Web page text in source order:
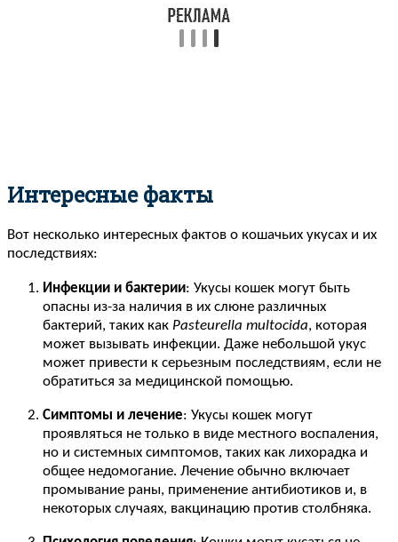
Интересные факты
Вот несколько интересных фактов о кошачьих укусах и их
последствиях:
Инфекции и бактерии: Укусы кошек могут быть
опасны из-за наличия в их слюне различных
бактерий, таких как Pasteurella multocida, которая
может вызывать инфекции. Даже небольшой укус
может привести к серьезным последствиям, если не
обратиться за медицинской помощью.
Симптомы и лечение: Укусы кошек могут
проявляться не только в виде местного воспаления,
но и системных симптомов, таких как лихорадка и
общее недомогание. Лечение обычно включает
промывание раны, применение антибиотиков и, в
некоторых случаях, вакцинацию против столбняка.